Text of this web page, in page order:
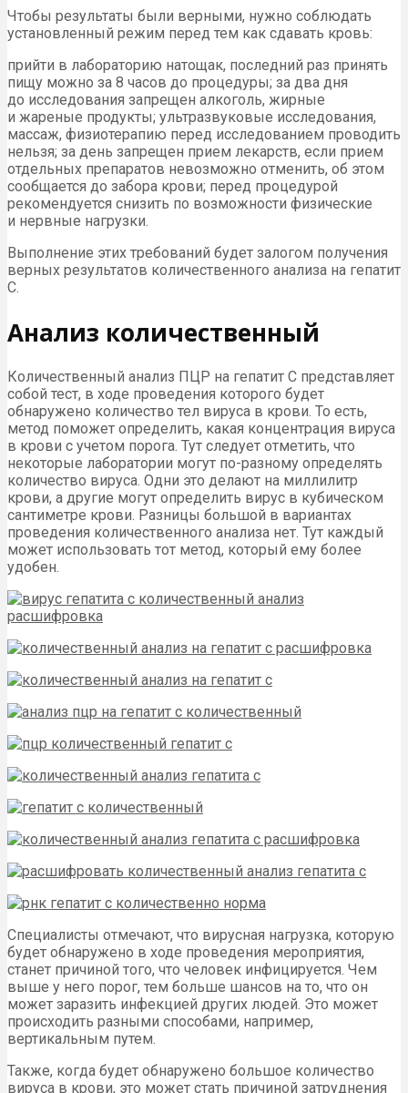
Чтобы результаты были верными, нужно соблюдать
установленный режим перед тем как сдавать кровь:
прийти в лабораторию натощак, последний раз принять
пищу можно за 8 часов до процедуры; за два дня
до исследования запрещен алкоголь, жирные
и жареные продукты; ультразвуковые исследования,
массаж, физиотерапию перед исследованием проводить
нельзя; за день запрещен прием лекарств, если прием
отдельных препаратов невозможно отменить, об этом
сообщается до забора крови; перед процедурой
рекомендуется снизить по возможности физические
и нервные нагрузки.
Выполнение этих требований будет залогом получения
верных результатов количественного анализа на гепатит
С.
Анализ количественный
Количественный анализ ПЦР на гепатит С представляет
собой тест, в ходе проведения которого будет
обнаружено количество тел вируса в крови. То есть,
метод поможет определить, какая концентрация вируса
в крови с учетом порога. Тут следует отметить, что
некоторые лаборатории могут по-разному определять
количество вируса. Одни это делают на миллилитр
крови, а другие могут определить вирус в кубическом
сантиметре крови. Разницы большой в вариантах
проведения количественного анализа нет. Тут каждый
может использовать тот метод, который ему более
удобен.
Специалисты отмечают, что вирусная нагрузка, которую
будет обнаружено в ходе проведения мероприятия,
станет причиной того, что человек инфицируется. Чем
выше у него порог, тем больше шансов на то, что он
может заразить инфекцией других людей. Это может
происходить разными способами, например,
вертикальным путем.
Также, когда будет обнаружено большое количество
вируса в крови, это может стать причиной затруднения